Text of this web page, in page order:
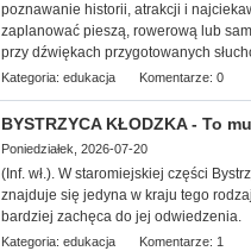
poznawanie historii, atrakcji i
zaplanować pieszą, rowerową lub
przy dźwiękach przygotowanych
Kategoria: edukacja Komentarze: 0
BYSTRZYCA KŁODZKA - To
Poniedziałek, 2026-07-20
(Inf. wł.). W staromiejskiej części
znajduje się jedyna w kraju tego
bardziej zachęca do jej odwiedzenia.
Kategoria: edukacja Komentarze: 1